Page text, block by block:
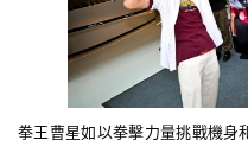
拳王曹星如以拳擊力量挑戰機身